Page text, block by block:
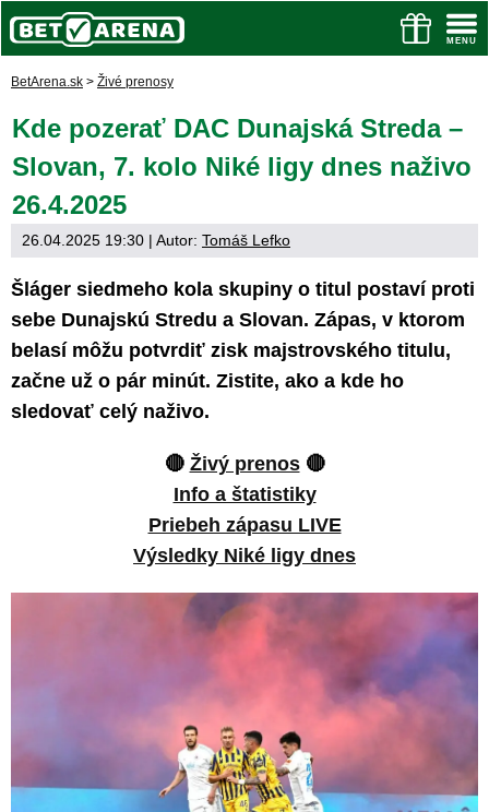
BetArena.sk > Živé prenosy
Kde pozerať DAC Dunajská Streda –
Slovan, 7. kolo Niké ligy dnes naživo
26.4.2025
26.04.2025 19:30 | Autor: Tomáš Lefko
Šláger siedmeho kola skupiny o titul postaví proti
sebe Dunajskú Stredu a Slovan. Zápas, v ktorom
belasí môžu potvrdiť zisk majstrovského titulu,
začne už o pár minút. Zistite, ako a kde ho
sledovať celý naživo.
🔴 Živý prenos🔴
Info a štatistiky
Priebeh zápasu LIVE
Výsledky Niké ligy dnes